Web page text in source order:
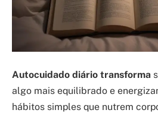
Autocuidado diário transforma
algo mais equilibrado e
hábitos simples que nutrem